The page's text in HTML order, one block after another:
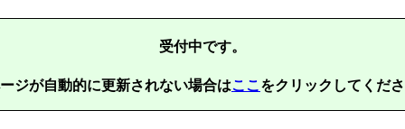
受付中です。
ジが自動的に更新されない場合はここ をクリックしてくだ